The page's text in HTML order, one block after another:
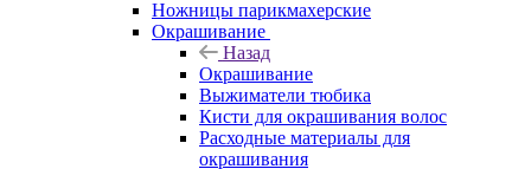
Ножницы парикмахерские
Окрашивание
Назад
Окрашивание
Выжиматели тюбика
Кисти для окрашивания волос
Расходные материалы для
окрашивания